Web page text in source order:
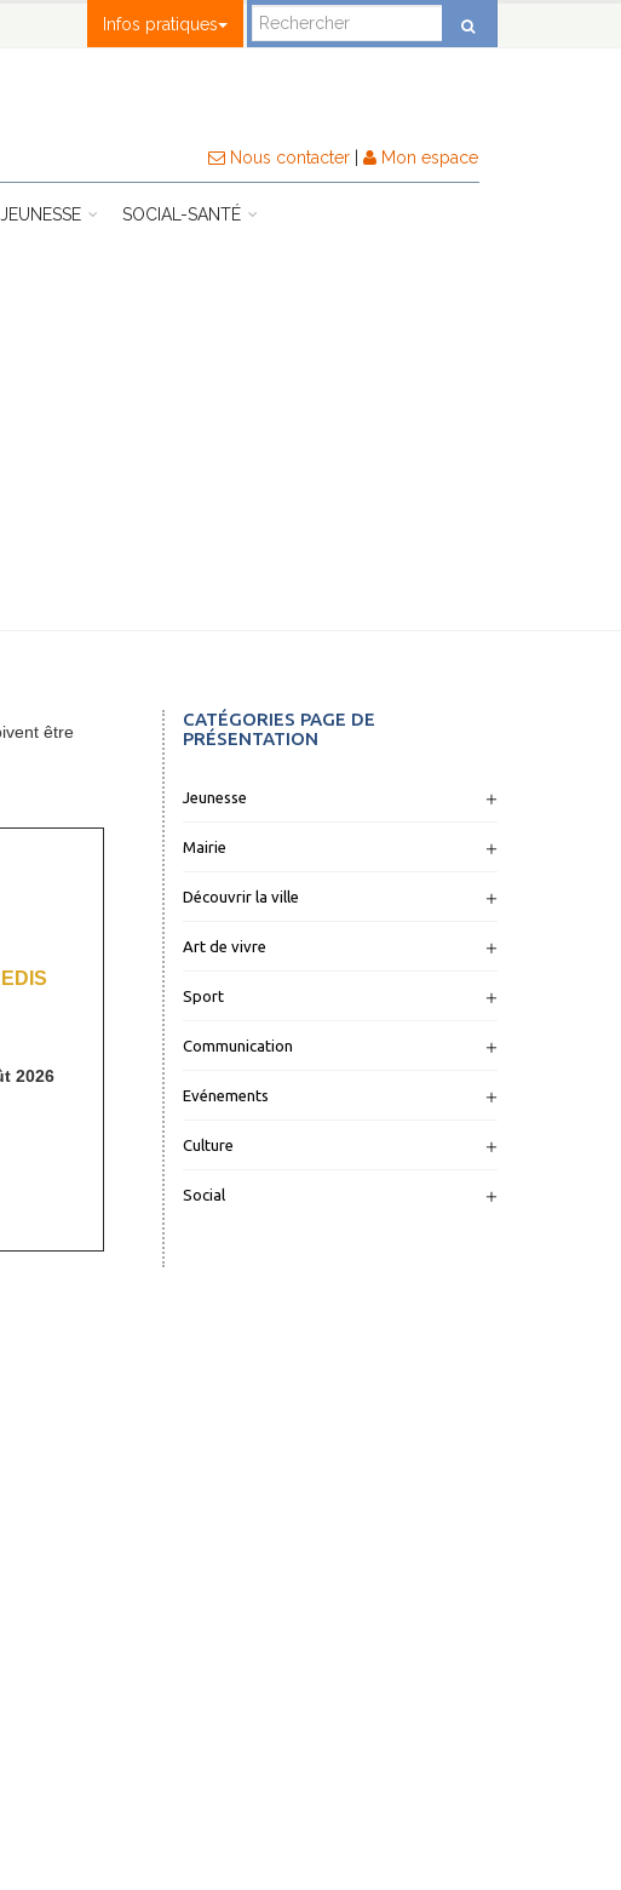
Infos pratiques
Nous contacter Mon espace
JEUNESSE SOCIAL-SANTÉ
être
2026
CATÉGORIES PAGE DE
PRÉSENTATION
Jeunesse
Mairie
Découvrir la ville
Art de vivre
Sport
Communication
Evénements
Culture
Social